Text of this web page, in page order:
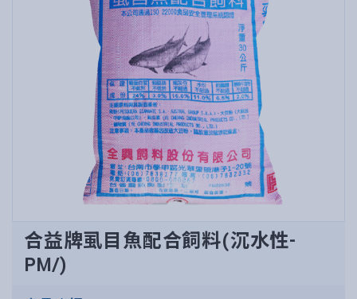
合益牌虱目魚配合飼料(沉水性-
PM/)